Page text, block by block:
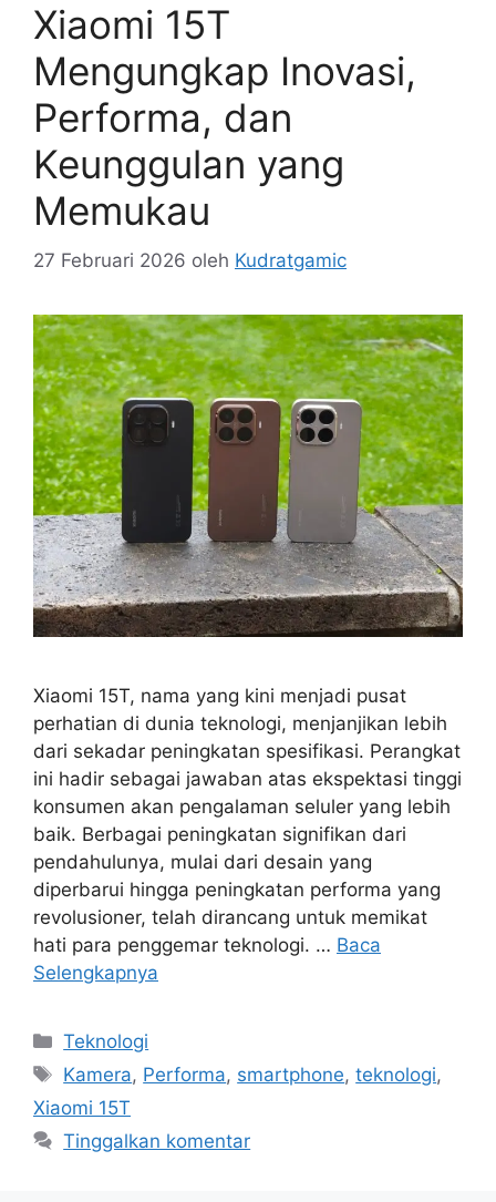
Xiaomi 15T
Mengungkap Inovasi,
Performa, dan
Keunggulan yang
Memukau
27 Februari 2026 oleh Kudratgamic
Xiaomi 15T, nama yang kini menjadi pusat
perhatian di dunia teknologi, menjanjikan lebih
dari sekadar peningkatan spesifikasi. Perangkat
ini hadir sebagai jawaban atas ekspektasi tinggi
konsumen akan pengalaman seluler yang lebih
baik. Berbagai peningkatan signifikan dari
pendahulunya, mulai dari desain yang
diperbarui hingga peningkatan performa yang
revolusioner, telah dirancang untuk memikat
hati para penggemar teknologi. … Baca
Selengkapnya
Kategori
Teknologi
Tag
Kamera, Performa, smartphone,teknologi,
Xiaomi 15T
Tinggalkan komentar